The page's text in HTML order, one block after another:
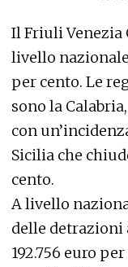
Il Friuli Venezia
livello
per cento. Le
sono la
con
Sicilia che
cento.
A livello
delle detrazioni
192.756 euro